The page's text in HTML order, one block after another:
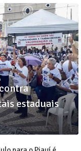
estaduais